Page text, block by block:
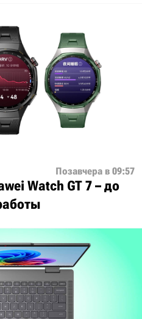
Позавчера в 09:57
Watch GT 7 – до